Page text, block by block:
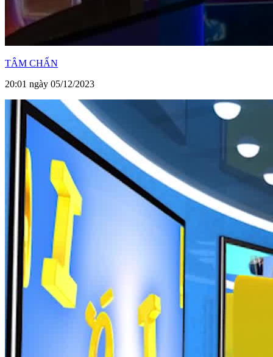
TÂM CHẤN
20:01 ngày 05/12/2023